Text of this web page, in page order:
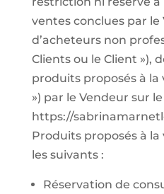
ventes conclues par
d’acheteurs non
Clients ou le Client »),
produits proposés à la
») par le Vendeur sur
https://
Produits proposés à
les suivants :
Réservation de